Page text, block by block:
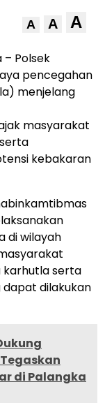
A A A
– Polsek
pencegahan
menjelang
masyarakat
kebakaran
di wilayah
karhutla serta
dilakukan
di Palangka